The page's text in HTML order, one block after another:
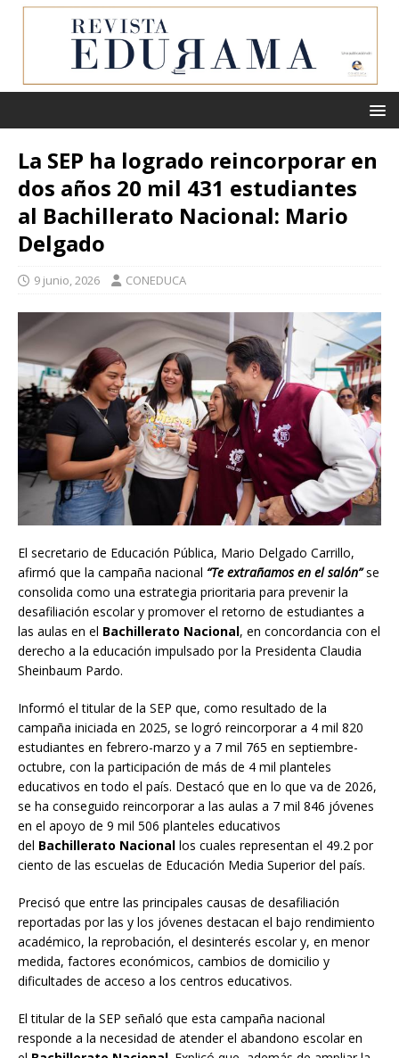
La SEP ha logrado reincorporar en
dos años 20 mil 431 estudiantes
al Bachillerato Nacional: Mario
Delgado
9 junio, 2026 CONEDUCA
El secretario de Educación Pública, Mario Delgado Carrillo,
afirmó que la campaña nacional “Te extrañamos en el salón”se
consolida como una estrategia prioritaria para prevenir la
desafiliación escolar y promover el retorno de estudiantes a
las aulas en el Bachillerato Nacional, en concordancia con el
derecho a la educación impulsado por la Presidenta Claudia
Sheinbaum Pardo.
Informó el titular de la SEP que, como resultado de la
campaña iniciada en 2025, se logró reincorporar a 4 mil 820
estudiantes en febrero-marzo y a 7 mil 765 en septiembre-
octubre, con la participación de más de 4 mil planteles
educativos en todo el país. Destacó que en lo que va de 2026,
se ha conseguido reincorporar a las aulas a 7 mil 846 jóvenes
en el apoyo de 9 mil 506 planteles educativos
del Bachillerato Nacional los cuales representan el 49.2 por
ciento de las escuelas de Educación Media Superior del país.
Precisó que entre las principales causas de desafiliación
reportadas por las y los jóvenes destacan el bajo rendimiento
académico, la reprobación, el desinterés escolar y, en menor
medida, factores económicos, cambios de domicilio y
dificultades de acceso a los centros educativos.
El titular de la SEP señaló que esta campaña nacional
responde a la necesidad de atender el abandono escolar en